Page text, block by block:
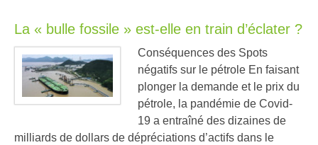
La « bulle fossile » est-elle en train d’éclater ?
Conséquences des Spots
négatifs sur le pétrole En faisant
plonger la demande et le prix du
pétrole, la pandémie de Covid-
19 a entraîné des dizaines de
milliards de dollars de dépréciations d’actifs dans le